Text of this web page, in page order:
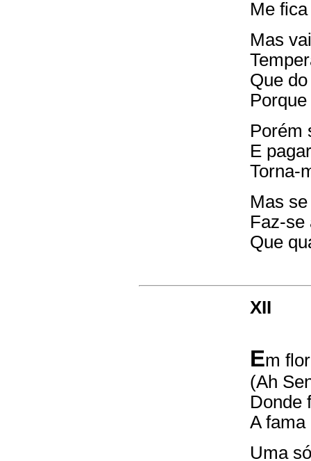
Me
Mas
Que
Porém
E
Torna-
Mas
Faz-se
Que
XII
Em
(Ah
Donde
A fama
Uma